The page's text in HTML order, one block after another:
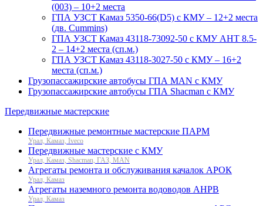
(003) – 10+2 места
ГПА УЗСТ Камаз 5350-66(D5) с КМУ – 12+2 места
(дв. Cummins)
ГПА УЗСТ Камаз 43118-73092-50 с КМУ АНТ 8.5-
2 – 14+2 места (сп.м.)
ГПА УЗСТ Камаз 43118-3027-50 с КМУ – 16+2
места (сп.м.)
Грузопассажирские автобусы ГПА MAN с КМУ
Грузопассажирские автобусы ГПА Shacman с КМУ
Передвижные мастерские
Передвижные ремонтные мастерские ПАРМ
Урал, Камаз, Iveco
Передвижные мастерские с КМУ
Урал, Камаз, Shacman, ГАЗ, MAN
Агрегаты ремонта и обслуживания качалок АРОК
Урал, Камаз
Агрегаты наземного ремонта водоводов АНРВ
Урал, Камаз